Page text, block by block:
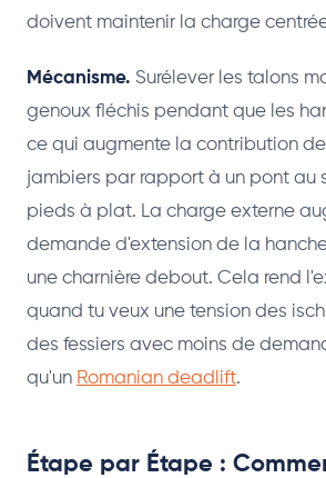
doivent maintenir la charge
Mécanisme. Surélever les talons
genoux fléchis pendant que les
ce qui augmente la contribution
jambiers par rapport à un pont au
pieds à plat. La charge externe
demande d'extension de la
une charnière debout. Cela rend
quand tu veux une tension des
des fessiers avec moins de
qu'un Romanian deadlift.
Étape par Étape :